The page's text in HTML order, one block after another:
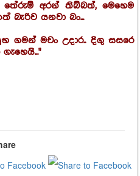
අරන් තිබ්බත්, මෙහෙම
යනවා බං...
ගමන් මචං උදාර.. දිගු සසරෙ